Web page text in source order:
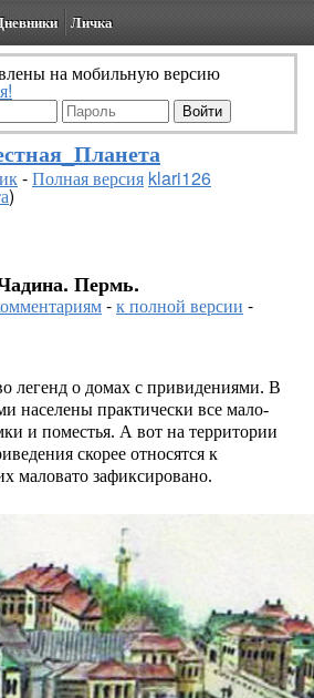
Личка
на мобильную версию
-Полная версия klari126
)
Пермь.
-к полной версии -
легенд о домах с привидениями. В
населены практически все мало-
и поместья. А вот на территории
скорее относятся к
маловато зафиксировано.